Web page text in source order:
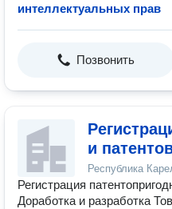
интеллектуальных прав
Позвонить
и
Республика
Регистрация
Доработка и разработка